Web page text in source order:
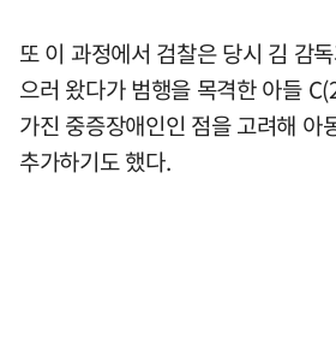
또 이 과정에서 검찰은 당시 김 감
으러 왔다가 범행을 목격한 아들
가진 중증장애인인 점을 고려해 아
추가하기도 했다.